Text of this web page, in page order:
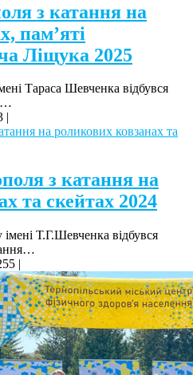
з катання на
пам’яті
Ліщука 2025
Тараса Шевченка відбувся
з катання на
та скейтах 2024
Т.Г.Шевченка відбувся
|